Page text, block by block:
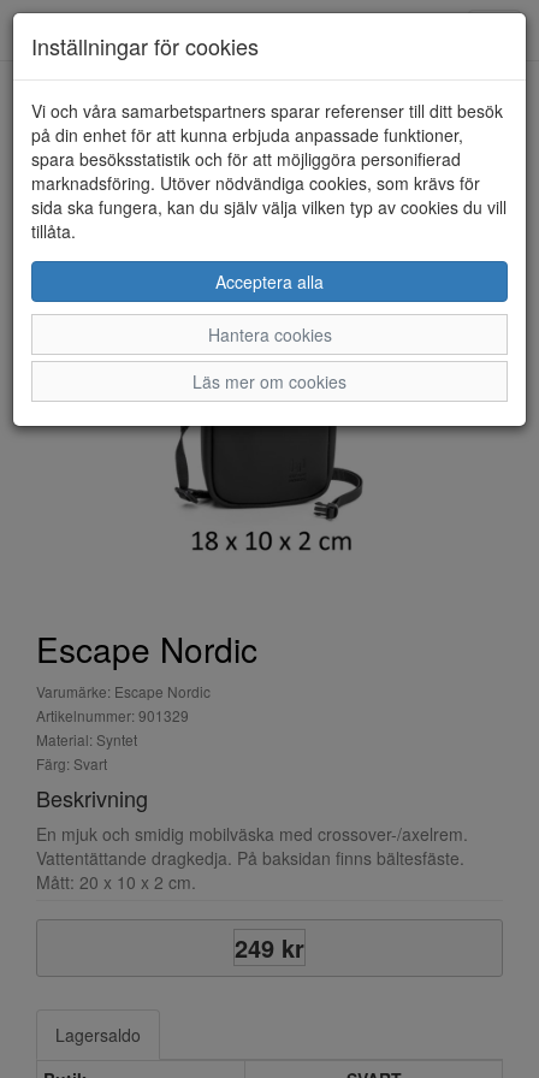
HEM ESCAPE NORDIC
Escape Nordic
Varumärke: Escape Nordic
Artikelnummer: 901329
Material: Syntet
Färg: Svart
Beskrivning
En mjuk och smidig mobilväska med crossover-/axelrem.
Vattentättande dragkedja. På baksidan finns bältesfäste.
Mått: 20 x 10 x 2 cm.
249 kr
Lagersaldo
Inställningar för cookies
Vi och våra samarbetspartners sparar referenser till ditt besök
på din enhet för att kunna erbjuda anpassade funktioner,
spara besöksstatistik och för att möjliggöra personifierad
marknadsföring. Utöver nödvändiga cookies, som krävs för
sida ska fungera, kan du själv välja vilken typ av cookies du vill
tillåta.
Acceptera alla
Hantera cookies
Läs mer om cookies